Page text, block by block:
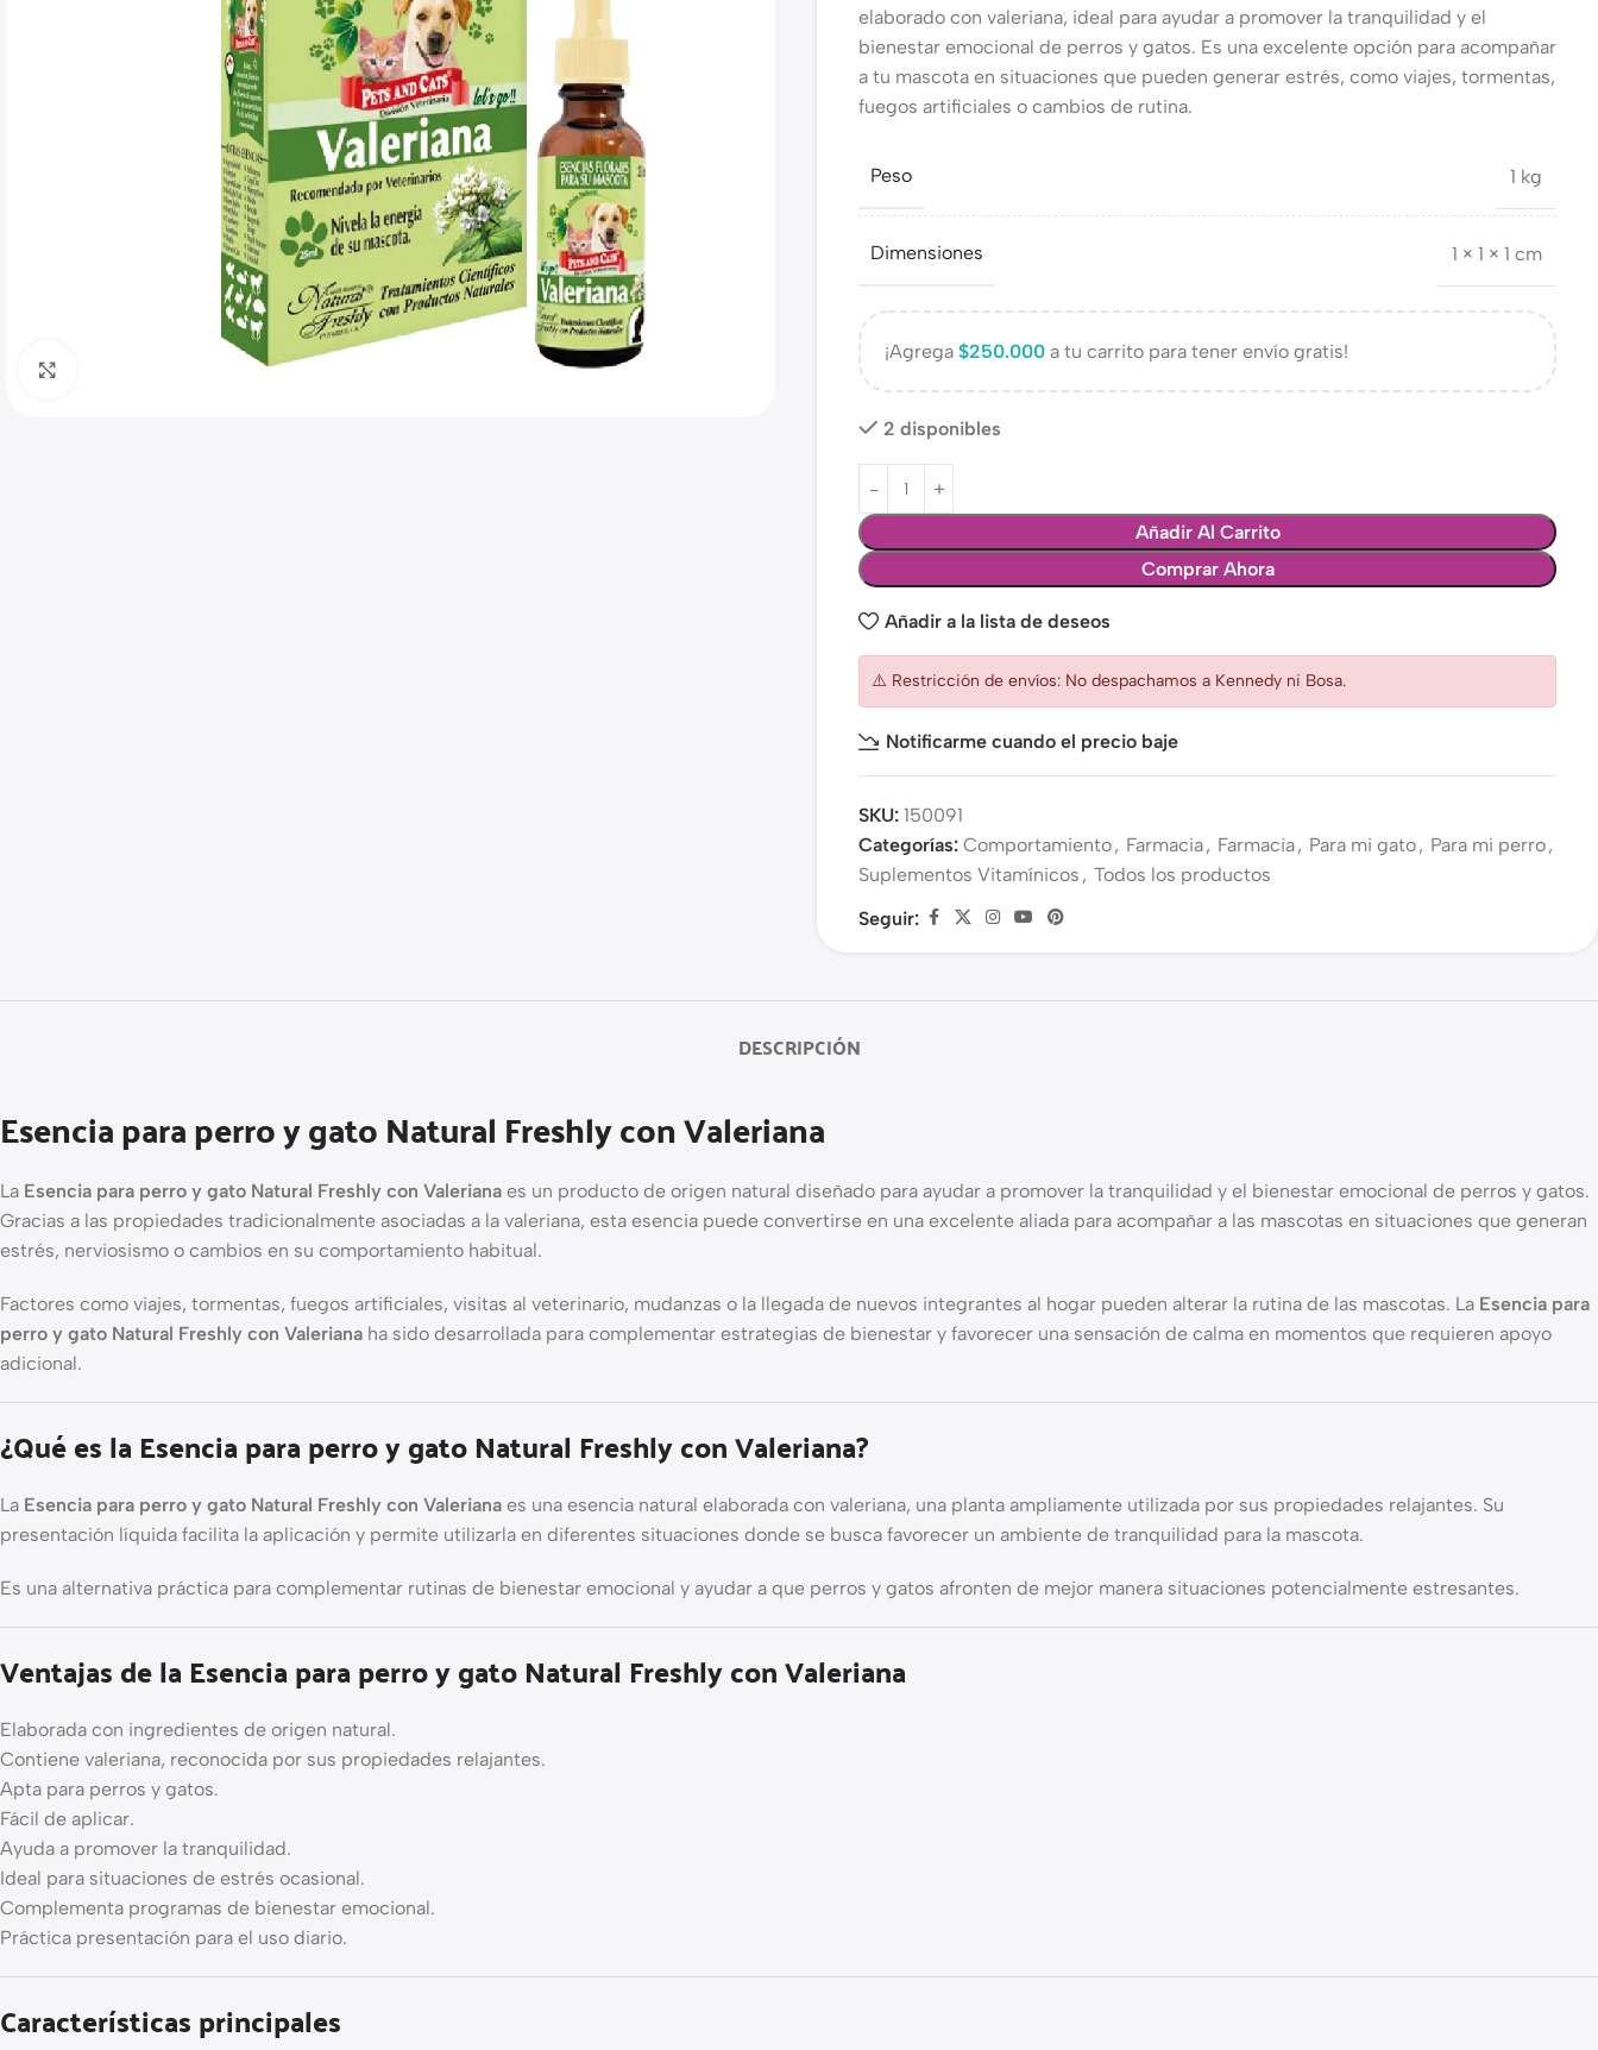
Haga clic para ampliar
elaborado con valeriana, ideal para ayudar a promover la tranquilidad y el
bienestar emocional de perros y gatos. Es una excelente opción para acompañar
a tu mascota en situaciones que pueden generar estrés, como viajes, tormentas,
fuegos artificiales o cambios de rutina.
Peso 1 kg
Dimensiones 1 × 1 × 1 cm
¡Agrega $250.000 a tu carrito para tener envío gratis!
2 disponibles
Añadir Al Carrito
Comprar Ahora
Añadir a la lista de deseos
⚠️ Restricción de envíos: No despachamos a Kennedy ni Bosa.
Notificarme cuando el precio baje
SKU: 150091
Categorías: Comportamiento, Farmacia, Farmacia, Para mi gato, Para mi perro,
Suplementos Vitamínicos , Todos los productos
Seguir:
DESCRIPCIÓN
Esencia para perro y gato Natural Freshly con Valeriana
La Esencia para perro y gato Natural Freshly con Valeriana es un producto de origen natural diseñado para ayudar a promover la tranquilidad y el bienestar emocional de perros y gatos.
Gracias a las propiedades tradicionalmente asociadas a la valeriana, esta esencia puede convertirse en una excelente aliada para acompañar a las mascotas en situaciones que generan
estrés, nerviosismo o cambios en su comportamiento habitual.
Factores como viajes, tormentas, fuegos artificiales, visitas al veterinario, mudanzas o la llegada de nuevos integrantes al hogar pueden alterar la rutina de las mascotas. La Esencia para
perro y gato Natural Freshly con Valeriana ha sido desarrollada para complementar estrategias de bienestar y favorecer una sensación de calma en momentos que requieren apoyo
adicional.
¿Qué es la Esencia para perro y gato Natural Freshly con Valeriana?
La Esencia para perro y gato Natural Freshly con Valeriana es una esencia natural elaborada con valeriana, una planta ampliamente utilizada por sus propiedades relajantes. Su
presentación líquida facilita la aplicación y permite utilizarla en diferentes situaciones donde se busca favorecer un ambiente de tranquilidad para la mascota.
Es una alternativa práctica para complementar rutinas de bienestar emocional y ayudar a que perros y gatos afronten de mejor manera situaciones potencialmente estresantes.
Ventajas de la Esencia para perro y gato Natural Freshly con Valeriana
Elaborada con ingredientes de origen natural.
Contiene valeriana, reconocida por sus propiedades relajantes.
Apta para perros y gatos.
Fácil de aplicar.
Ayuda a promover la tranquilidad.
Ideal para situaciones de estrés ocasional.
Complementa programas de bienestar emocional.
Práctica presentación para el uso diario.
Características principales